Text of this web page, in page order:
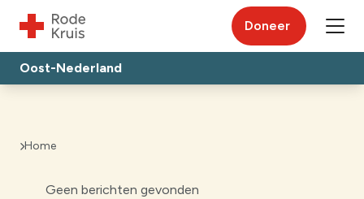
Doneer
Oost-Nederland
Home
Geen berichten gevonden